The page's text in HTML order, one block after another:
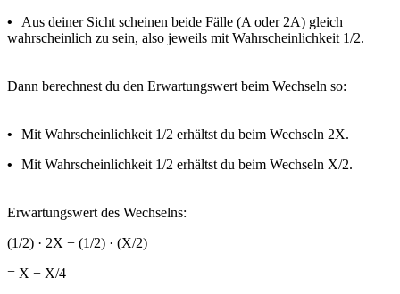
•
Aus deiner Sicht scheinen beide Fälle (A oder 2A) gleich
wahrscheinlich zu sein, also jeweils mit Wahrscheinlichkeit 1/2.
Dann berechnest du den Erwartungswert beim Wechseln so:
•
Mit Wahrscheinlichkeit 1/2 erhältst du beim Wechseln 2X.
•
Mit Wahrscheinlichkeit 1/2 erhältst du beim Wechseln X/2.
Erwartungswert des Wechselns:
(1/2) · 2X + (1/2) · (X/2)
= X + X/4